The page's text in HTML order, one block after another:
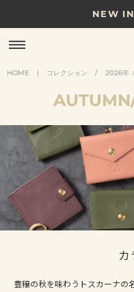
NEW
8/17(月)10時まで
贈る相手やシーン
NEW IN
HOME | コレクション / 2026年
AUTUMN
カ
豊穣の秋を味わうトスカーナの